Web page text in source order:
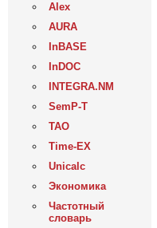
Alex
AURA
InBASE
InDOC
INTEGRA.NM
SemP-T
ТАО
Time-EX
Unicalc
Экономика
Частотный
словарь